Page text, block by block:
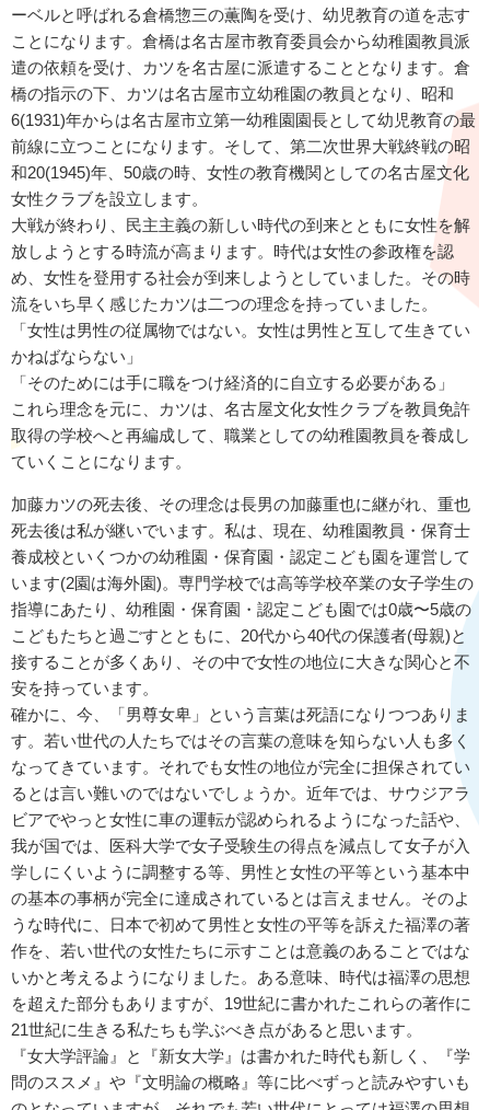
ーベルと呼ばれる倉橋惣三の薫陶を受け、幼児教育の道を志す
ことになります。倉橋は名古屋市教育委員会から幼稚園教員派
遣の依頼を受け、カツを名古屋に派遣することとなります。倉
橋の指示の下、カツは名古屋市立幼稚園の教員となり、昭和
6(1931)年からは名古屋市立第一幼稚園園長として幼児教育の最
前線に立つことになります。そして、第二次世界大戦終戦の昭
和20(1945)年、50歳の時、女性の教育機関としての名古屋文化
女性クラブを設立します。
大戦が終わり、民主主義の新しい時代の到来とともに女性を解
放しようとする時流が高まります。時代は女性の参政権を認
め、女性を登用する社会が到来しようとしていました。その時
流をいち早く感じたカツは二つの理念を持っていました。
「女性は男性の従属物ではない。女性は男性と互して生きてい
かねばならない」
「そのためには手に職をつけ経済的に自立する必要がある」
これら理念を元に、カツは、名古屋文化女性クラブを教員免許
取得の学校へと再編成して、職業としての幼稚園教員を養成し
ていくことになります。
加藤カツの死去後、その理念は長男の加藤重也に継がれ、重也
死去後は私が継いでいます。私は、現在、幼稚園教員・保育士
養成校といくつかの幼稚園・保育園・認定こども園を運営して
います(2園は海外園)。専門学校では高等学校卒業の女子学生の
指導にあたり、幼稚園・保育園・認定こども園では0歳〜5歳の
こどもたちと過ごすとともに、20代から40代の保護者(母親)と
接することが多くあり、その中で女性の地位に大きな関心と不
安を持っています。
確かに、今、「男尊女卑」という言葉は死語になりつつありま
す。若い世代の人たちではその言葉の意味を知らない人も多く
なってきています。それでも女性の地位が完全に担保されてい
るとは言い難いのではないでしょうか。近年では、サウジアラ
ビアでやっと女性に車の運転が認められるようになった話や、
我が国では、医科大学で女子受験生の得点を減点して女子が入
学しにくいように調整する等、男性と女性の平等という基本中
の基本の事柄が完全に達成されているとは言えません。そのよ
うな時代に、日本で初めて男性と女性の平等を訴えた福澤の著
作を、若い世代の女性たちに示すことは意義のあることではな
いかと考えるようになりました。ある意味、時代は福澤の思想
を超えた部分もありますが、19世紀に書かれたこれらの著作に
21世紀に生きる私たちも学ぶべき点があると思います。
『女大学評論』と『新女大学』は書かれた時代も新しく、『学
問のススメ』や『文明論の概略』等に比べずっと読みやすいも